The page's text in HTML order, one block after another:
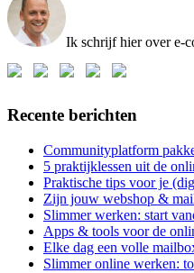
Ik schrijf hier over e-
Recente berichten
Communityplatform
5 praktijklessen uit de
Praktische tips voor je
Zijn jouw webshop &
Slimmer werken: start
Apps & tools voor de
Elke dag een volle
Slimmer online werken: